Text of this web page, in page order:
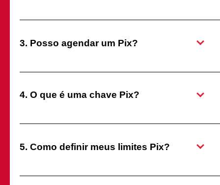
3. Posso agendar um Pix?
4. O que é uma chave Pix?
5. Como definir meus limites Pix?